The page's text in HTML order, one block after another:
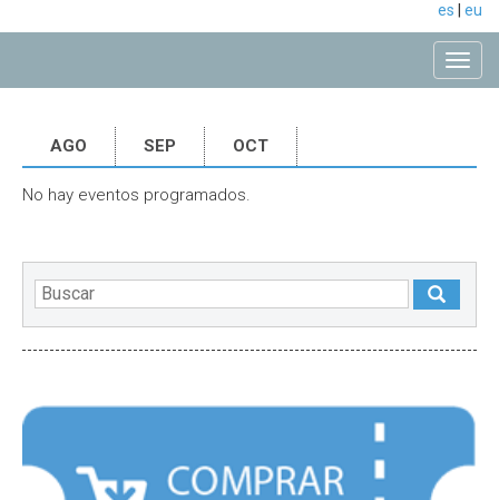
es eu
AGO SEP OCT
No hay eventos programados.